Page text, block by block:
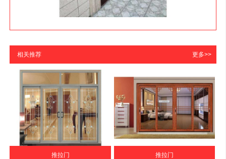
相关推荐 更多>>
推拉门 推拉门